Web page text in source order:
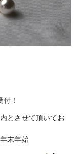
！
とさせて頂いてお
末年始